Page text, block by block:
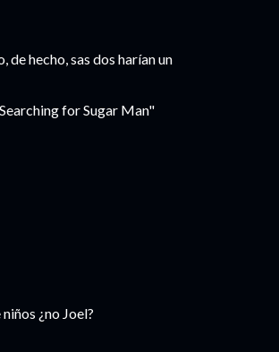
hecho, sas dos harían un
for Sugar Man"
¿no Joel?